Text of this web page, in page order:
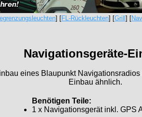
] [FL-Rückleuchten] [Grill ] [
Navigationsgeräte-
eines Blaupunkt
Einbau ähnlich.
Benötigen Teile:
1 x Navigationsgerät inkl. GPS